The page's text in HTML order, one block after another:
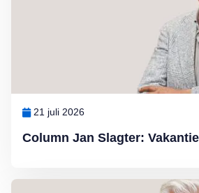
Column Jan Slagter: Vakantie
21 juli 2026
Lees meer over Column Jan Slagter: